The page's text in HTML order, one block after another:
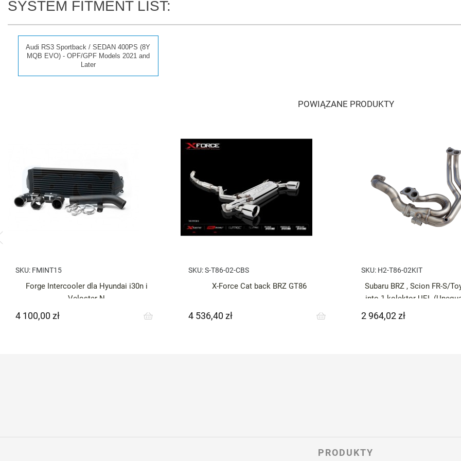
SYSTEM FITMENT LIST:
Audi RS3 Sportback / SEDAN 400PS (8Y
MQB EVO) - OPF/GPF Models 2021 and
Later
POWIĄZANE PRODUKTY
SKU: FMINT15
Forge Intercooler dla Hyundai i30n i
Veloster N
Cena
4 100,00 zł
SKU:S-T86-02-CBS
X-Force Cat back BRZ GT86
Cena
4 536,40 zł
SKU: H2-T86-02KIT
Subaru BRZ , Scion FR-S/
into 1 kolektor UEL
Cena
2 964,02 zł
PRODUKTY